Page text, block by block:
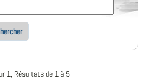
1, Résultats de 1 à 5